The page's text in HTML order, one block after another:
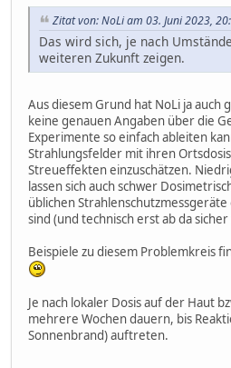
Zitat von: NoLi am 03. Juni 2023,
Das wird sich, je nach
weiteren Zukunft zeigen.
Aus diesem Grund hat NoLi ja auch
keine genauen Angaben über die
Experimente so einfach ableiten
Strahlungsfelder mit ihren
Streueffekten einzuschätzen.
lassen sich auch schwer
üblichen
sind (und technisch erst ab da
Beispiele zu diesem Problemkreis
Je nach lokaler Dosis auf der Haut
mehrere Wochen dauern, bis
Sonnenbrand) auftreten.